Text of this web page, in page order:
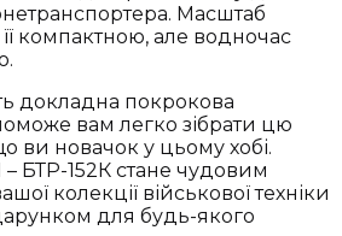
Масштаб
компактною, але водночас
докладна покрокова
вам легко зібрати цю
ви новачок у цьому хобі.
БТР-152К стане чудовим
колекції військової техніки
для будь-якого